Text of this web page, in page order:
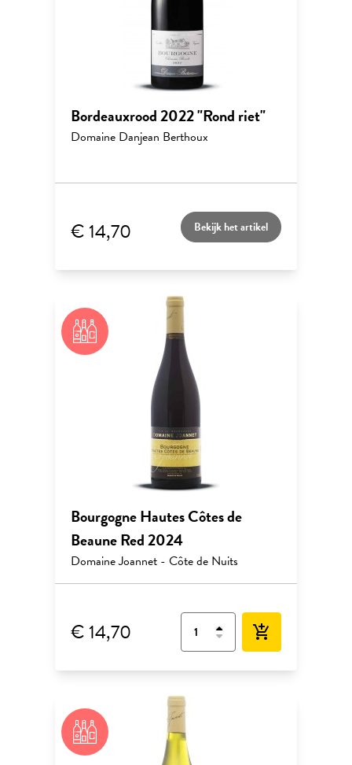
Bordeauxrood 2022 "Rond riet"
Domaine Danjean Berthoux
€ 14,70 Bekijk het artikel
Bourgogne Hautes Côtes de
Beaune Red 2024
Domaine Joannet - Côte de Nuits
€ 14,70 add_shopping_cart